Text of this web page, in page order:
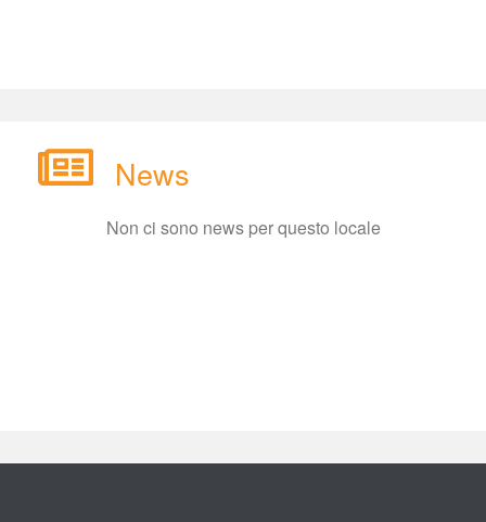
New
Non ci sono news per questo locale